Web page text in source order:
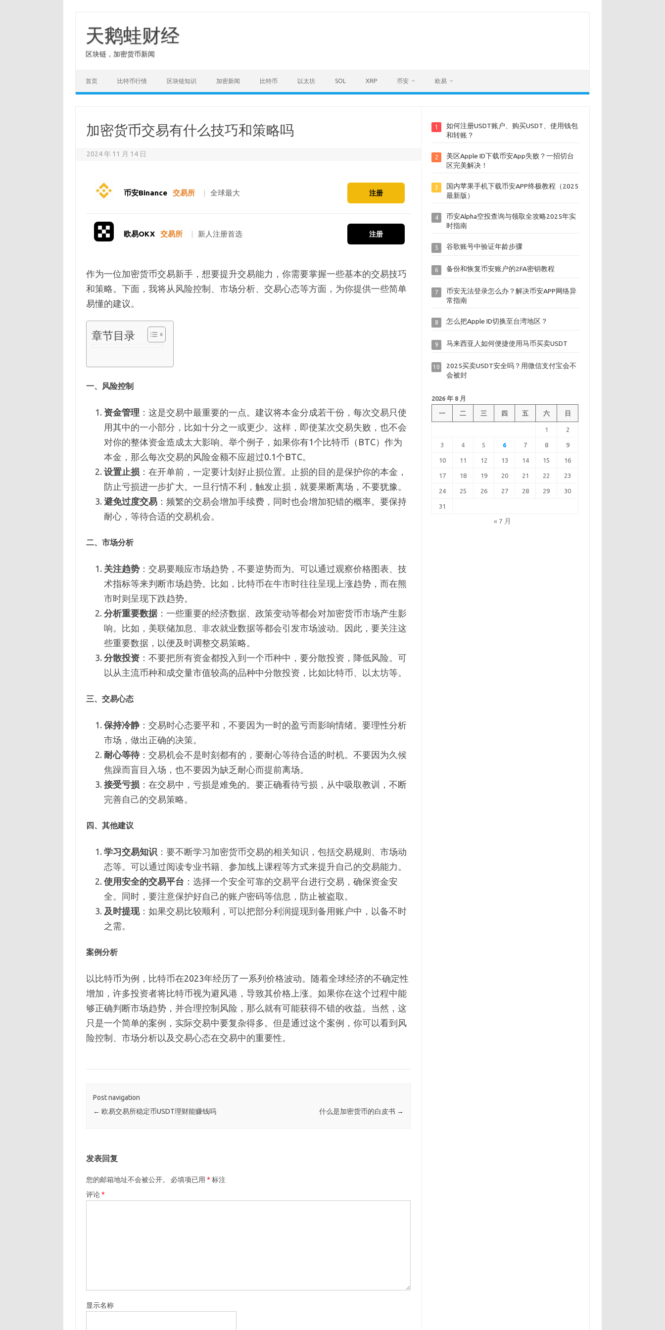
content
天鹅蛙财经
区块链，加密货币新闻
首页 比特币行情 区块链知识 加密新闻 比特币 以太坊 SOL XRP 币安 欧易
加密货币交易有什么技巧和策略吗
2024 年 11 月 14 日
币安Binance 交易所 | 全球最大 注册
欧易OKX 交易所 | 新人注册首选 注册
作为一位加密货币交易新手，想要提升交易能力，你需要掌握一些基本的交易技巧
和策略。下面，我将从风险控制、市场分析、交易心态等方面，为你提供一些简单
易懂的建议。
章节目录
一、风险控制
资金管理 ：这是交易中最重要的一点。建议将本金分成若干份，每次交易只使
用其中的一小部分，比如十分之一或更少。这样，即使某次交易失败，也不会
对你的整体资金造成太大影响。举个例子，如果你有1个比特币（BTC）作为
本金，那么每次交易的风险金额不应超过0.1个BTC。
设置止损 ：在开单前，一定要计划好止损位置。止损的目的是保护你的本金，
防止亏损进一步扩大。一旦行情不利，触发止损，就要果断离场，不要犹豫。
避免过度交易：频繁的交易会增加手续费，同时也会增加犯错的概率。要保持
耐心，等待合适的交易机会。
二、市场分析
关注趋势：交易要顺应市场趋势，不要逆势而为。可以通过观察价格图表、技
术指标等来判断市场趋势。比如，比特币在牛市时往往呈现上涨趋势，而在熊
市时则呈现下跌趋势。
分析重要数据：一些重要的经济数据、政策变动等都会对加密货币市场产生影
响。比如，美联储加息、非农就业数据等都会引发市场波动。因此，要关注这
些重要数据，以便及时调整交易策略。
分散投资：不要把所有资金都投入到一个币种中，要分散投资，降低风险。可
以从主流币种和成交量市值较高的品种中分散投资，比如比特币、以太坊等。
三、交易心态
保持冷静：交易时心态要平和，不要因为一时的盈亏而影响情绪。要理性分析
市场，做出正确的决策。
耐心等待：交易机会不是时刻都有的，要耐心等待合适的时机。不要因为久候
焦躁而盲目入场，也不要因为缺乏耐心而提前离场。
接受亏损 ：在交易中，亏损是难免的。要正确看待亏损，从中吸取教训，不断
完善自己的交易策略。
四、其他建议
学习交易知识 ：要不断学习加密货币交易的相关知识，包括交易规则、市场动
态等。可以通过阅读专业书籍、参加线上课程等方式来提升自己的交易能力。
使用安全的交易平台 ：选择一个安全可靠的交易平台进行交易，确保资金安
全。同时，要注意保护好自己的账户密码等信息，防止被盗取。
及时提现：如果交易比较顺利，可以把部分利润提现到备用账户中，以备不时
之需。
案例分析
以比特币为例，比特币在2023年经历了一系列价格波动。随着全球经济的不确定性
增加，许多投资者将比特币视为避风港，导致其价格上涨。如果你在这个过程中能
够正确判断市场趋势，并合理控制风险，那么就有可能获得不错的收益。当然，这
只是一个简单的案例，实际交易中要复杂得多。但是通过这个案例，你可以看到风
险控制、市场分析以及交易心态在交易中的重要性。
Post navigation
← 欧易交易所稳定币USDT理财能赚钱吗 什么是加密货币的白皮书 →
发表回复
您的邮箱地址不会被公开。 必填项已用 * 标注
评论*
显示名称
1
如何注册USDT账户、购买USDT、使用钱包
和转账？
2
美区Apple ID下载币安App失败？一招切台
区完美解决！
3
国内苹果手机下载币安APP终极教程（2025
最新版）
4
币安Alpha空投查询与领取全攻略2025年实
时指南
5 谷歌账号中验证年龄步骤
6 备份和恢复币安账户的2FA密钥教程
7
币安无法登录怎么办？解决币安APP网络异
常指南
8 怎么把Apple ID切换至台湾地区？
9 马来西亚人如何便捷使用马币买卖USDT
10
2025买卖USDT安全吗？用微信支付宝会不
会被封
2026 年 8 月
一 二 三 四 五 六 日
1 2
3 4 5 6 7 8 9
10 11 12 13 14 15 16
17 18 19 20 21 22 23
24 25 26 27 28 29 30
31
« 7 月